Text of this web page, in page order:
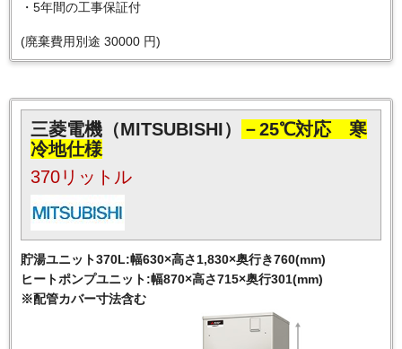
・5年間の工事保証付
(廃棄費用別途 30000 円)
三菱電機（MITSUBISHI）
－25℃対応 寒
冷地仕様
370リットル
貯湯ユニット370L:幅630×高さ1,830×奥行き760(mm)
ヒートポンプユニット:幅870×高さ715×奥行301(mm)
※配管カバー寸法含む